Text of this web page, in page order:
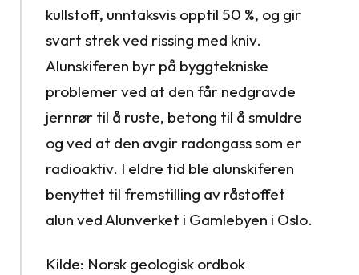
kullstoff, unntaksvis opptil 50 %, og gir
svart strek ved rissing med kniv.
Alunskiferen byr på byggtekniske
problemer ved at den får nedgravde
jernrør til å ruste, betong til å smuldre
og ved at den avgir radongass som er
radioaktiv. I eldre tid ble alunskiferen
benyttet til fremstilling av råstoffet
alun ved Alunverket i Gamlebyen i Oslo.
Kilde: Norsk geologisk ordbok